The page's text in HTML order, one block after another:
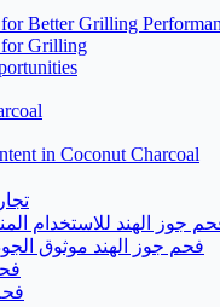
Better Grilling
for Grilling
in Coconut Charcoal
جوز الهند للاستخدام
فحم جوز الهند موثوق